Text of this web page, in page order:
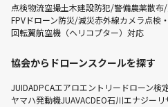
点検物流空撮土木建設防犯/警備農薬散布
FPVドローン防災/減災赤外線カメラ点検
回転翼航空機（ヘリコプター）対応
協会からドローンスクールを探す
JUIDADPCAエアロエントリー ドローン検
ヤマハ発動機JUAVACDEO石川エナジーリ